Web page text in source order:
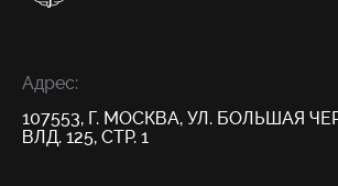
Адрес:
107553, Г. МОСКВА, УЛ. БОЛЬШАЯ
ВЛД. 125, СТР. 1